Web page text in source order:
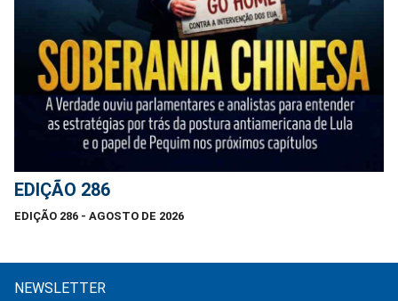
EDIÇÃO 286
EDIÇÃO 286 - AGOSTO DE 2026
NEWSLETTER